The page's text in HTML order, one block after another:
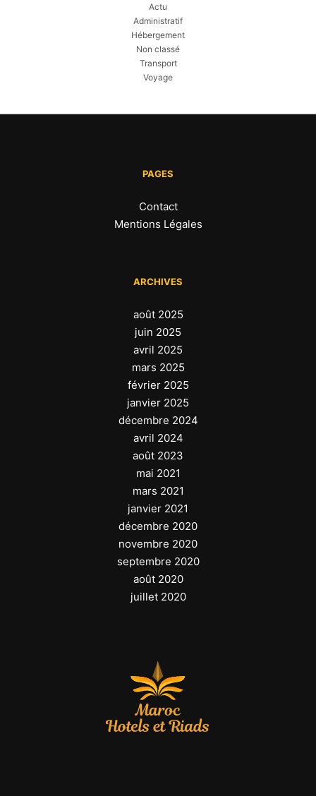
Actu
Administratif
Hébergement
Non classé
Transport
Voyage
PAGES
Contact
Mentions Légales
ARCHIVES
août 2025
juin 2025
avril 2025
mars 2025
février 2025
janvier 2025
décembre 2024
avril 2024
août 2023
mai 2021
mars 2021
janvier 2021
décembre 2020
novembre 2020
septembre 2020
août 2020
juillet 2020